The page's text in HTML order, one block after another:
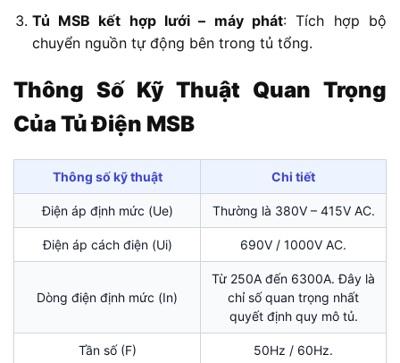
Tủ MSB kết hợp lưới – máy phát: Tích hợp bộ
chuyển nguồn tự động bên trong tủ tổng.
Thông Số Kỹ Thuật Quan Trọng
Của Tủ Điện MSB
Thông số kỹ thuật Chi tiết
Điện áp định mức (Ue) Thường là 380V – 415V AC.
Điện áp cách điện (Ui) 690V / 1000V AC.
Dòng điện định mức (In)
Từ 250A đến 6300A. Đây là
chỉ số quan trọng nhất
quyết định quy mô tủ.
Tần số (F) 50Hz / 60Hz.